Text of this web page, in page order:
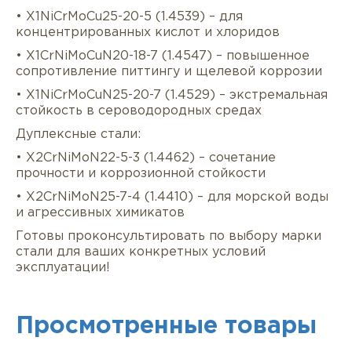
• X1NiCrMoCu25-20-5 (1.4539) – для
концентрированных кислот и хлоридов
• X1CrNiMoCuN20-18-7 (1.4547) – повышенное
сопротивление питтингу и щелевой коррозии
• X1NiCrMoCuN25-20-7 (1.4529) – экстремальная
стойкость в сероводородных средах
Дуплексные стали:
• X2CrNiMoN22-5-3 (1.4462) – сочетание
прочности и коррозионной стойкости
• X2CrNiMoN25-7-4 (1.4410) – для морской воды
и агрессивных химикатов
Готовы проконсультировать по выбору марки
стали для ваших конкретных условий
эксплуатации!
Просмотренные товары